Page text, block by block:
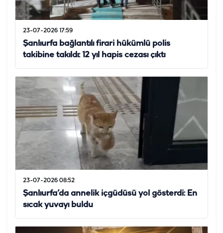
23-07-2026 17:59
Şanlıurfa bağlantılı firari hükümlü polis
takibine takıldı: 12 yıl hapis cezası çıktı
23-07-2026 08:52
Şanlıurfa’da annelik içgüdüsü yol gösterdi: En
sıcak yuvayı buldu